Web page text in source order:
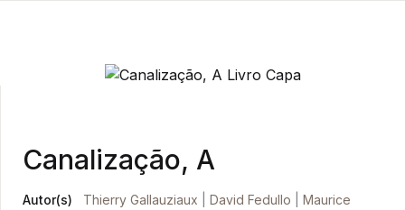
Canalização, A
Autor(s) Thierry Gallauziaux David Fedullo
Maurice